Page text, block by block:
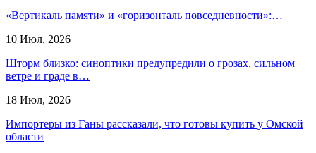
«Вертикаль памяти» и «горизонталь повседневности»:…
10 Июл, 2026
Шторм близко: синоптики предупредили о грозах, сильном
ветре и граде в…
18 Июл, 2026
Импортеры из Ганы рассказали, что готовы купить у Омской
области